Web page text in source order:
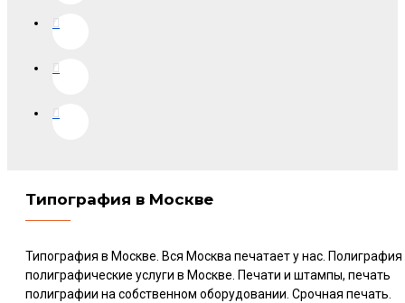
Типография в Москве
Типография в Москве. Вся Москва печатает у нас. Полиграфия
полиграфические услуги в Москве. Печати и штампы, печать
полиграфии на собственном оборудовании. Срочная печать.